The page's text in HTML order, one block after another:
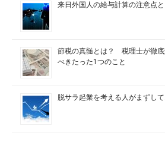
来日外国人の給与計算の注意点
節税の真髄とは？ 税理士が徹底
べきたった1つのこと
脱サラ起業を考える人がまずし